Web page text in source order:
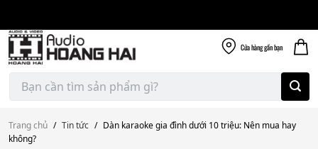
content
Cửa hànggần bạn
Tìm
kiếm:
Trang chủ / Tin tức / Dàn karaoke gia đình dưới 10 triệu: Nên mua hay
không?